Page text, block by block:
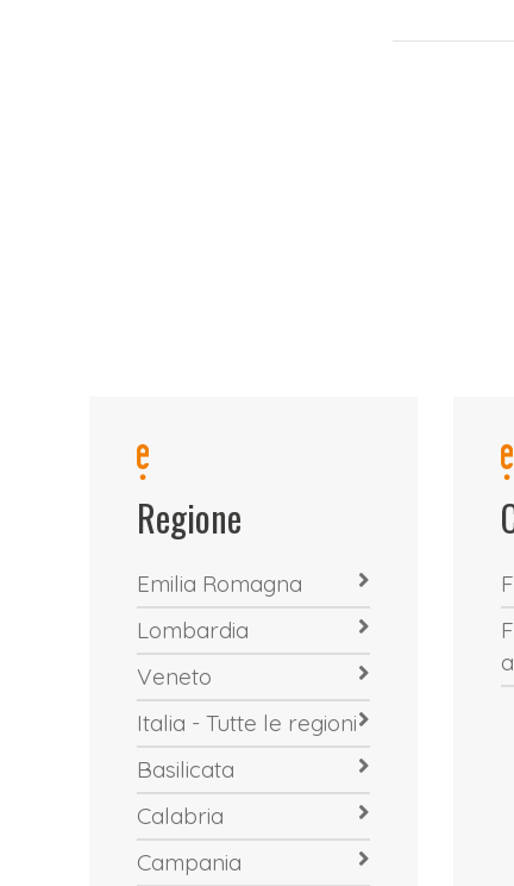
Regione
Emilia Romagna
Lombardia
Veneto
Italia - Tutte le regioni
Basilicata
Calabria
Campania